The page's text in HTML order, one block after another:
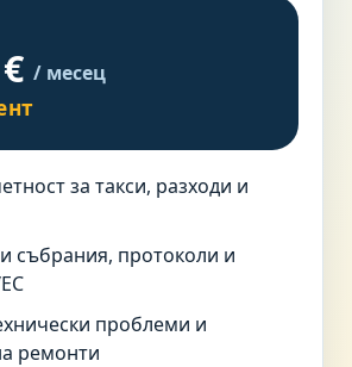
/ месец
за такси, разходи и
събрания, протоколи и
проблеми и
ремонти